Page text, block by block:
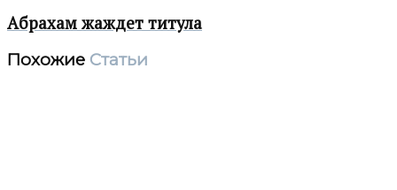
Aбрахам жаждет титула
Похожие Статьи